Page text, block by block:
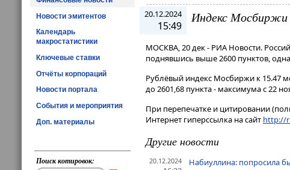
Новости эмитентов
Календарь
макростатистики
Ключевые ставки
Отчёты корпораций
Новости портала
События и мероприятия
Доп. материалы
Поиск котировок:
20.12.2024
15:49
Индекс Мосбиржи
МОСКВА, 20 дек - РИА Новости.
поднявшись выше 2600 пунктов,
Рублёвый индекс Мосбиржи к 15​​​.47
до 2601,68 пункта - максимума с 22
При перепечатке и цитировании
Интернет гиперссылка на сайт http://
Другие новости
20.12.2024 Набиуллина: попросила